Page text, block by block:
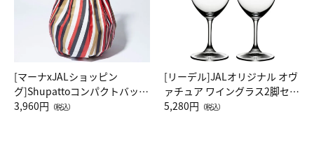
[マーナxJALショッピン
グ]Shupattoコンパクトバッグ
Drop JAL客室乗務員（LC）ス
3,960円 （税込）
[リーデル]JALオリジナル オヴ
ァチュア ワイングラス2脚セッ
ト（レッドワイン）
5,280円 （税込）